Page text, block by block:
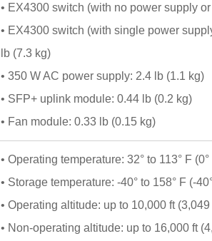
• EX4300 switch (with no power supply
• EX4300 switch (with single power
lb (7.3 kg)
• 350 W AC power supply: 2.4 lb (1.1 kg)
• SFP+ uplink module: 0.44 lb (0.2 kg)
• Fan module: 0.33 lb (0.15 kg)
• Operating temperature: 32° to 113° F (0°
• Storage temperature: -40° to 158° F (-
• Operating altitude: up to 10,000 ft (3,049
• Non-operating altitude: up to 16,000 ft